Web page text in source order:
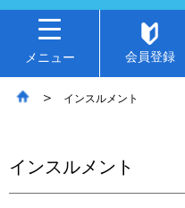
メニュー 会員登録
インスルメント
インスルメント